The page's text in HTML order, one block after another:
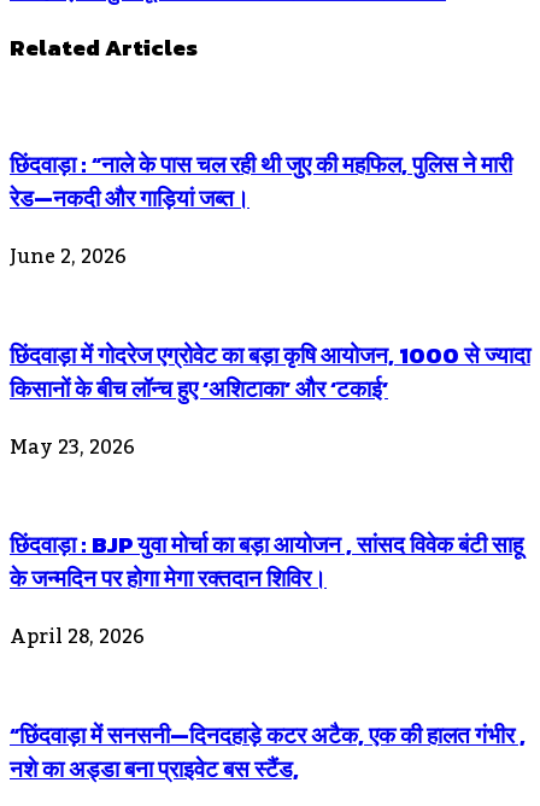
Related Articles
छिंदवाड़ा : “नाले के पास चल रही थी जुए की महफिल, पुलिस ने मारी
रेड—नकदी और गाड़ियां जब्त।
June 2, 2026
छिंदवाड़ा में गोदरेज एग्रोवेट का बड़ा कृषि आयोजन, 1000 से ज्यादा
किसानों के बीच लॉन्च हुए ‘अशिटाका’ और ‘टकाई’
May 23, 2026
छिंदवाड़ा : BJP युवा मोर्चा का बड़ा आयोजन , सांसद विवेक बंटी साहू
के जन्मदिन पर होगा मेगा रक्तदान शिविर।
April 28, 2026
“छिंदवाड़ा में सनसनी—दिनदहाड़े कटर अटैक, एक की हालत गंभीर ,
नशे का अड्डा बना प्राइवेट बस स्टैंड,